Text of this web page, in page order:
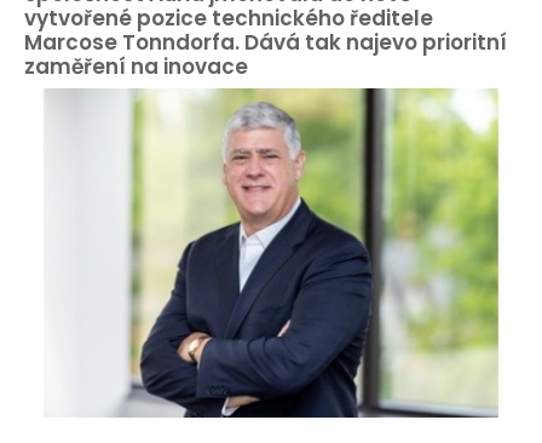
vytvořené pozice technického ředitele
Marcose Tonndorfa. Dává tak najevo prioritní
zaměření na inovace